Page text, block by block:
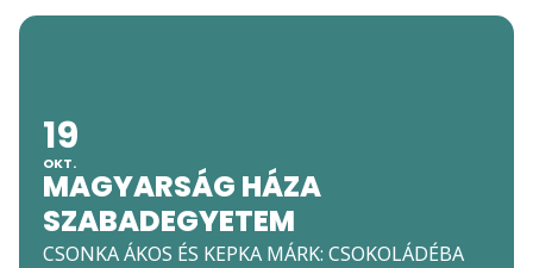
19
OKT.
MAGYARSÁG HÁZA
SZABADEGYETEM
CSONKA ÁKOS ÉS KEPKA MÁRK: CSOKOLÁDÉBA